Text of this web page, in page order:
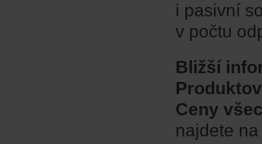
i pasivní
v počtu
Bližší
Ceny
najdete